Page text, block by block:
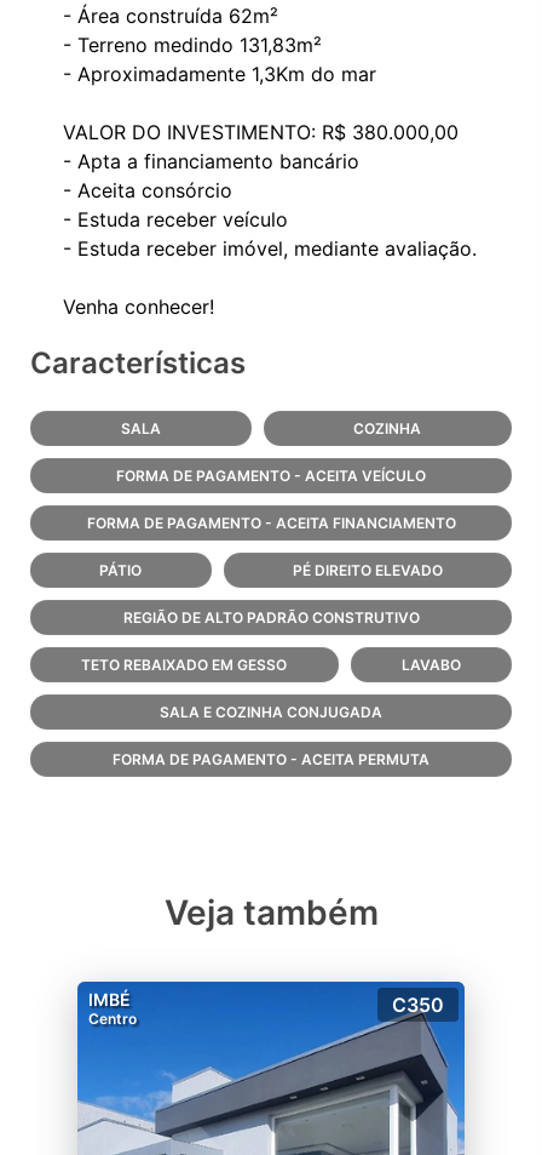
- Área construída 62m²
- Terreno medindo 131,83m²
- Aproximadamente 1,3Km do mar
VALOR DO INVESTIMENTO: R$ 380.000,00
- Apta a financiamento bancário
- Aceita consórcio
- Estuda receber veículo
- Estuda receber imóvel, mediante avaliação.
Características
SALA COZINHA
FORMA DE PAGAMENTO - ACEITA VEÍCULO
FORMA DE PAGAMENTO - ACEITA FINANCIAMENTO
PÁTIO PÉ DIREITO ELEVADO
REGIÃO DE ALTO PADRÃO CONSTRUTIVO
TETO REBAIXADO EM GESSO LAVABO
SALA E COZINHA CONJUGADA
FORMA DE PAGAMENTO - ACEITA PERMUTA
Veja também
IMBÉ
Centro
C350